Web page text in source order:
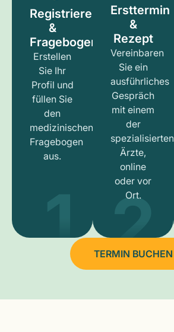
Registrieren
&
Fragebogen
Erstellen
Sie Ihr
Profil und
füllen Sie
den
medizinischen
Fragebogen
aus.
1
Ersttermin
&
Rezept
Vereinbaren
Sie ein
ausführliches
Gespräch
mit einem
der
spezialisierten
Ärzte,
online
oder vor
Ort.
2
TERMIN BUCHEN